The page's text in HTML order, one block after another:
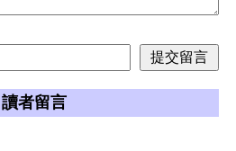
讀者留言